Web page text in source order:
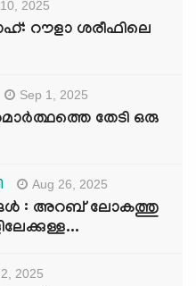
2025
റൗളാ ശരീഫിലെ
Sep 1, 2025
തേടി ഒരു
Aug 26, 2025
: അറബ് ലോകത്തു
2025